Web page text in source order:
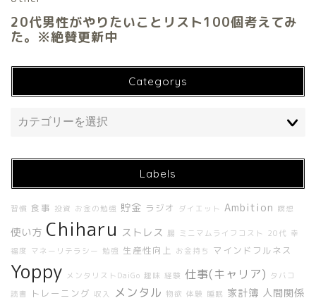
Categorys
Labels
習慣 食事 投資 お金の勉強 貯金 ラジオ ダイエット Ambition 瞑想
使い方 Chiharu ストレス 腸 ミニマムライフコスト 20代 幸
福度 マネーリテラシー 勉強 生産性向上 お金持ち マインドフルネス
Yoppy メンタリストDaiGo 趣味 経験 仕事(キャリア) タバコ
読書
トレーニング 収入 メンタル 物欲 体験 睡眠 家計簿 人間関係
ホーム
About Me
About UNBUILT RADIO